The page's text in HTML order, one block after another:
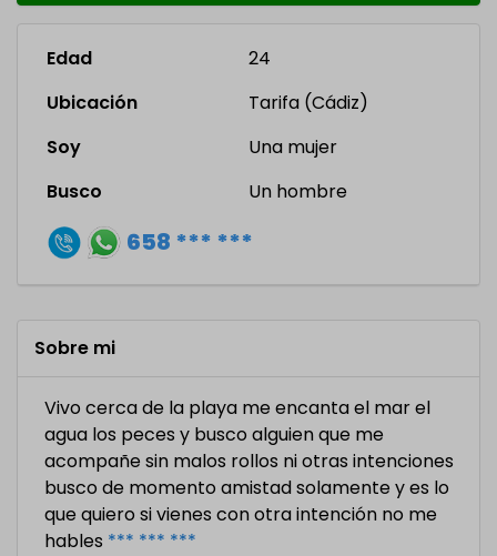
Edad
24
Ubicación
Tarifa (Cádiz)
Soy
Una mujer
Busco
Un hombre
658 *** ***
Sobre mi
Vivo cerca de la playa me encanta el mar el
agua los peces y busco alguien que me
acompañe sin malos rollos ni otras intenciones
busco de momento amistad solamente y es lo
que quiero si vienes con otra intención no me
hables *** *** ***